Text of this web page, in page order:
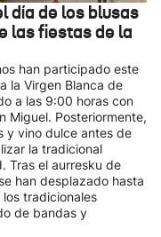
día de los blusas
las fiestas de la
han participado este
la Virgen Blanca de
a las 9:00 horas con
Miguel. Posteriormente,
y vino dulce antes de
la tradicional
Tras el aurresku de
han desplazado hasta
tradicionales
de bandas y